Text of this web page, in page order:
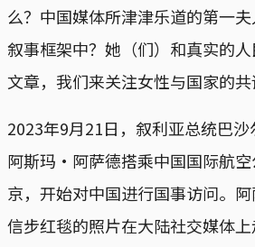
么？中国媒体所津津乐道的第一
叙事框架中？她（们）和真实的
文章，我们来关注女性与国家的共
2023年9月21日，叙利亚总统巴
阿斯玛·阿萨德搭乘中国国际航
京，开始对中国进行国事访问。阿
信步红毯的照片在大陆社交媒体